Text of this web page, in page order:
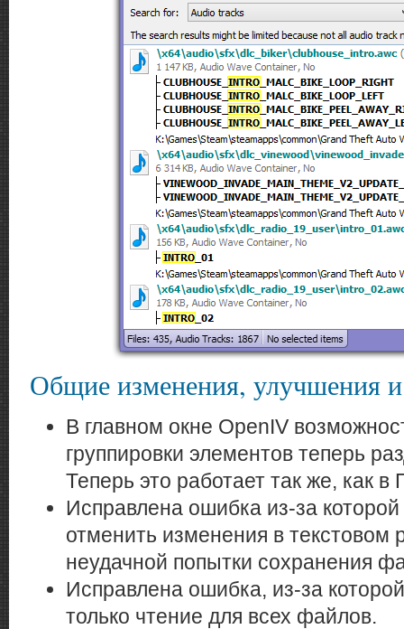
Общие изменения, улучшения
В главном окне OpenIV
группировки элементов теперь
Теперь это работает так же, как
Исправлена ошибка из-за
отменить изменения в текстовом
неудачной попытки сохранения
Исправлена ошибка, из-за
только чтение для всех файлов.